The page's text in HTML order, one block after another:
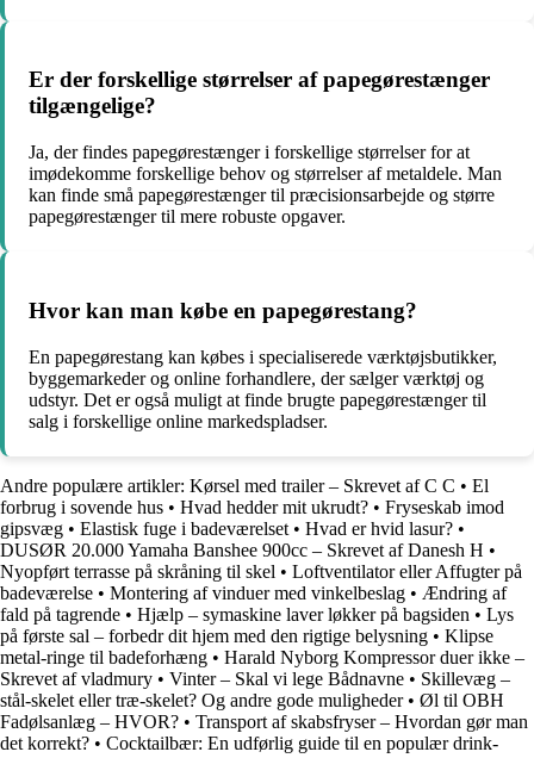
Er der forskellige størrelser af papegørestænger
tilgængelige?
Ja, der findes papegørestænger i forskellige størrelser for at
imødekomme forskellige behov og størrelser af metaldele. Man
kan finde små papegørestænger til præcisionsarbejde og større
papegørestænger til mere robuste opgaver.
Hvor kan man købe en papegørestang?
En papegørestang kan købes i specialiserede værktøjsbutikker,
byggemarkeder og online forhandlere, der sælger værktøj og
udstyr. Det er også muligt at finde brugte papegørestænger til
salg i forskellige online markedspladser.
Andre populære artikler: Kørsel med trailer – Skrevet af C C • El
forbrug i sovende hus • Hvad hedder mit ukrudt? • Fryseskab imod
gipsvæg • Elastisk fuge i badeværelset • Hvad er hvid lasur? •
DUSØR 20.000 Yamaha Banshee 900cc – Skrevet af Danesh H •
Nyopført terrasse på skråning til skel • Loftventilator eller Affugter på
badeværelse • Montering af vinduer med vinkelbeslag • Ændring af
fald på tagrende • Hjælp – symaskine laver løkker på bagsiden • Lys
på første sal – forbedr dit hjem med den rigtige belysning • Klipse
metal-ringe til badeforhæng • Harald Nyborg Kompressor duer ikke –
Skrevet af vladmury • Vinter – Skal vi lege Bådnavne • Skillevæg –
stål-skelet eller træ-skelet? Og andre gode muligheder• Øl til OBH
Fadølsanlæg – HVOR? • Transport af skabsfryser – Hvordan gør man
det korrekt? • Cocktailbær: En udførlig guide til en populær drink-